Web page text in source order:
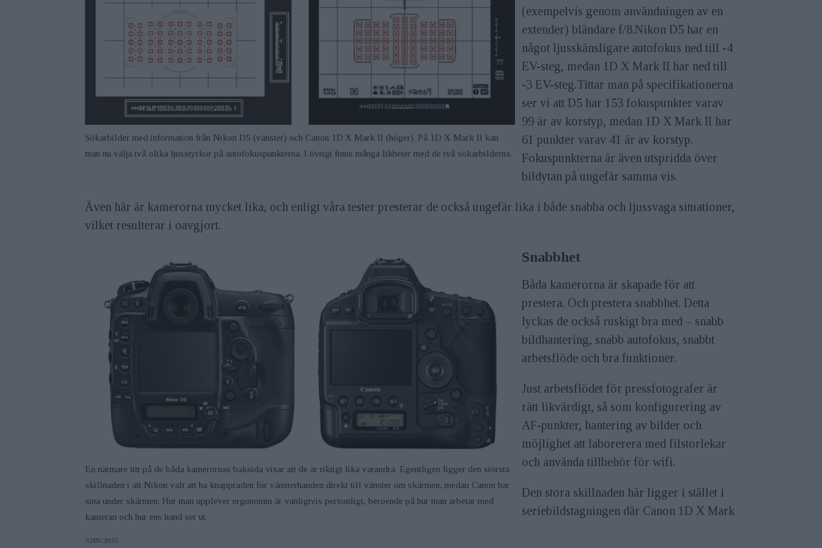
Sökarbilder med information från Nikon D5 (vänster) och Canon 1D X Mark II (höger). På 1D X Mark II kan
man nu välja två olika ljusstyrkor på autofokuspunkterna. I övrigt finns många likheter med de två sökarbilderna.
(exempelvis genom användningen av en
extender) bländare f/8.Nikon D5 har en
något ljusskänsligare autofokus ned till -4
EV-steg, medan 1D X Mark II har ned till
-3 EV-steg.Tittar man på specifikationerna
ser vi att D5 har 153 fokuspunkter varav
99 är av korstyp, medan 1D X Mark II har
61 punkter varav 41 är av korstyp.
Fokuspunkterna är även utspridda över
bildytan på ungefär samma vis.
Även här är kamerorna mycket lika, och enligt våra tester presterar de också ungefär lika i både snabba och ljussvaga situationer,
vilket resulterar i oavgjort.
En närmare titt på de båda kamerornas baksida visar att de är riktigt lika varandra. Egentligen ligger den största
skillnaden i att Nikon valt att ha knappraden för vänsterhanden direkt till vänster om skärmen, medan Canon har
sina under skärmen. Hur man upplever ergonomin är vanligtvis personligt, beroende på hur man arbetar med
kameran och hur ens hand ser ut.
Snabbhet
Båda kamerorna är skapade för att
prestera. Och prestera snabbhet. Detta
lyckas de också ruskigt bra med – snabb
bildhantering, snabb autofokus, snabbt
arbetsflöde och bra funktioner.
ANNONS
Just arbetsflödet för pressfotografer är
rätt likvärdigt, så som konfigurering av
AF-punkter, hantering av bilder och
möjlighet att laborerera med filstorlekar
och använda tillbehör för wifi.
Den stora skillnaden här ligger i stället i
seriebildstagningen där Canon 1D X Mark